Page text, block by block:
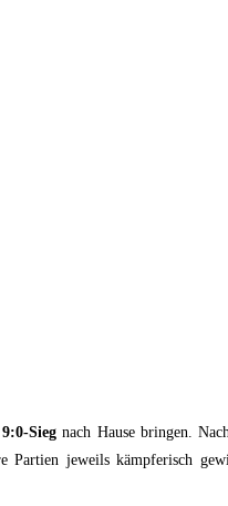
9:0-Siegnach Hause bringen.
jeweils kämpferisch